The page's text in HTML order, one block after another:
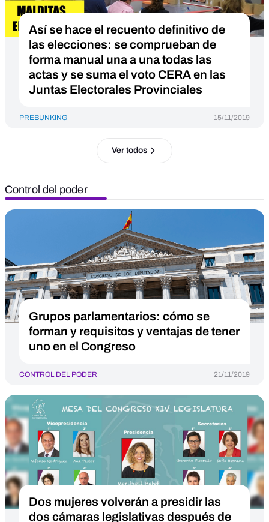
Así se hace el recuento definitivo de
las elecciones: se comprueban de
forma manual una a una todas las
actas y se suma el voto CERA en las
Juntas Electorales Provinciales
PREBUNKING 15/11/2019
Ver todos
Control del poder
Grupos parlamentarios: cómo se
forman y requisitos y ventajas de tener
uno en el Congreso
CONTROL DEL PODER 21/11/2019
Dos mujeres volverán a presidir las
dos cámaras legislativas después de